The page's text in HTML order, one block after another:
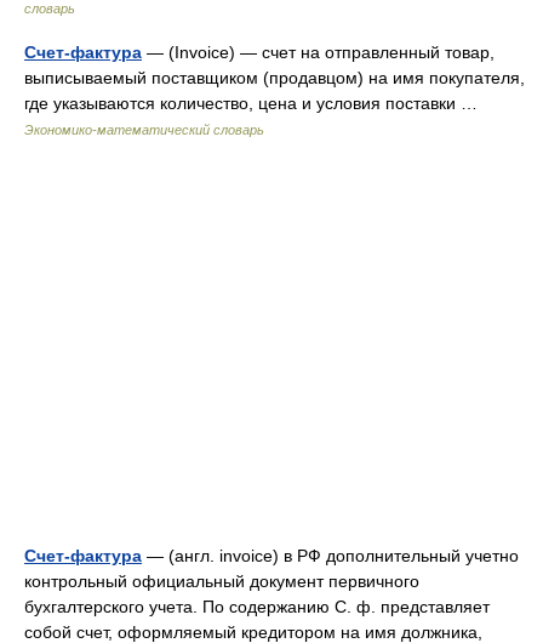
словарь
Счет-фактура — (Invoice) — счет на отправленный товар,
выписываемый поставщиком (продавцом) на имя покупателя,
где указываются количество, цена и условия поставки …
Экономико-математический словарь
Счет-фактура — (англ. invoice) в РФ дополнительный учетно
контрольный официальный документ первичного
бухгалтерского учета. По содержанию С. ф. представляет
собой счет, оформляемый кредитором на имя должника,